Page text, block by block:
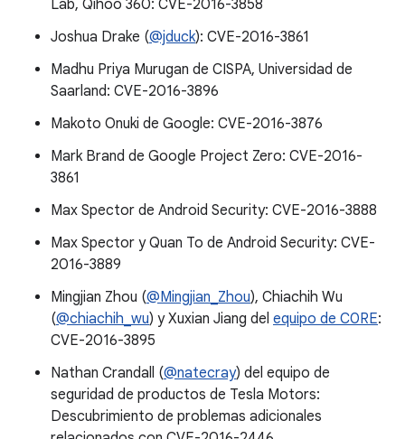
Lab, Qihoo 360: CVE-2016-3858
Joshua Drake (@jduck): CVE-2016-3861
Madhu Priya Murugan de CISPA, Universidad de
Saarland: CVE-2016-3896
Makoto Onuki de Google: CVE-2016-3876
Mark Brand de Google Project Zero: CVE-2016-
3861
Max Spector de Android Security: CVE-2016-3888
Max Spector y Quan To de Android Security: CVE-
2016-3889
Mingjian Zhou (@Mingjian_Zhou), Chiachih Wu
(@chiachih_wu) y Xuxian Jiang del equipo de C0RE:
CVE-2016-3895
Nathan Crandall (@natecray) del equipo de
seguridad de productos de Tesla Motors:
Descubrimiento de problemas adicionales